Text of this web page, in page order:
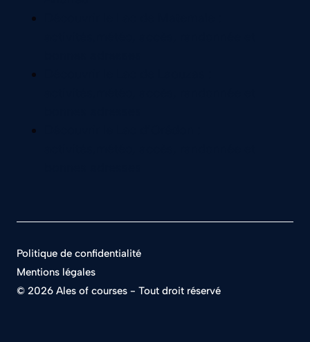
© 2026 Ales of courses - Tout droit réservé
Politique de confidentialité
Mentions légales